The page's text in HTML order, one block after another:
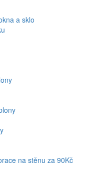
a sklo
na stěnu za 90Kč